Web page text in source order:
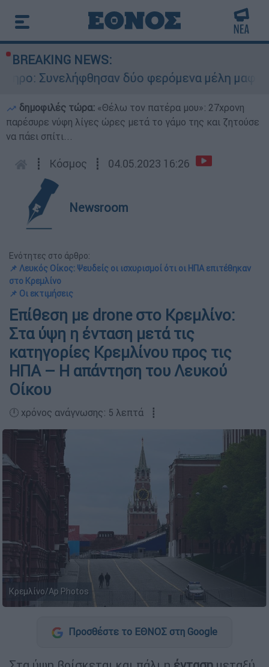
BREAKING NEWS:
δύο φερόμενα μέλη μαφίας - Οι
δημοφιλές τώρα: «Θέλω τον πατέρα μου»: 27χρονη
παρέσυρε νύφη λίγες ώρες μετά το γάμο της και ζητούσε
να πάει σπίτι...
┋ Κόσμος ┋ 04.05.2023 16:26
Newsroom
Ενότητες στο άρθρο:
📌 Λευκός Οίκος: Ψευδείς οι ισχυρισμοί ότι οι ΗΠΑ επιτέθηκαν
στο Κρεμλίνο
📌 Οι εκτιμήσεις
Επίθεση με drone στο Κρεμλίνο:
Στα ύψη η ένταση μετά τις
κατηγορίες Κρεμλίνου προς τις
ΗΠΑ – Η απάντηση του Λευκού
Οίκου
🕛 χρόνος ανάγνωσης: 5 λεπτά ┋
Κρεμλίνο/Ap Photos
Προσθέστε το ΕΘΝΟΣ στη Google